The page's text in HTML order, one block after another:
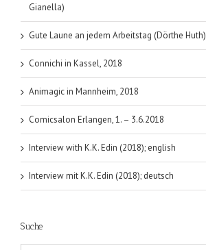
Gianella)
Gute Laune an jedem Arbeitstag (Dörthe Huth)
Connichi in Kassel, 2018
Animagic in Mannheim, 2018
Comicsalon Erlangen, 1. – 3.6.2018
Interview with K.K. Edin (2018); english
Interview mit K.K. Edin (2018); deutsch
Suche